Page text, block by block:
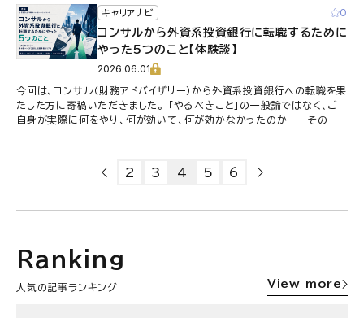
キャリアナビ 0
コンサルから外資系投資銀行に転職するために
やった5つのこと【体験談】
2026.06.01
今回は、コンサル（財務アドバイザリー）から外資系投資銀行への転職を果
たした方に寄稿いただきました。 「やるべきこと」の一般論ではなく、ご
自身が実際に何をやり、何が効いて、何が効かなかったのか――その実
2 3 4 5 6
Ranking
人気の記事ランキング View more